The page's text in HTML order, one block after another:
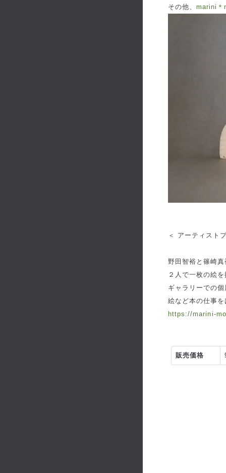
その他、marini＊
＜ アーティスト
野田智裕と篠崎
２人で一枚の絵
ギャラリーでの
絵など本の仕事
https://marini-
販売価格